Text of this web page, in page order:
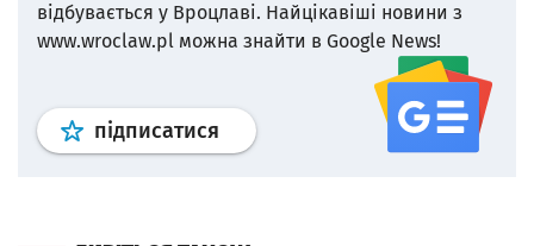
відбувається у Вроцлаві. Найцікавіші новини з
www.wroclaw.pl можна знайти в Google News!
підписатися Профіль google news